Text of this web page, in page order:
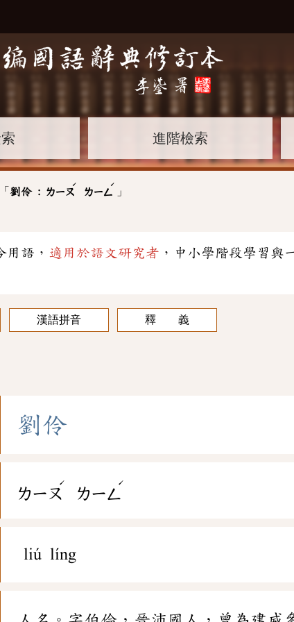
進階檢索
劉伶 : ㄌㄧㄡ
ˊ
ㄌㄧㄥ
ˊ
」
用語， 適用於語文研究者 ，中小學階段學習與
漢語拼音 釋 義
劉伶
ㄌㄧㄡ
ˊ
ㄌㄧㄥ
ˊ
liú líng